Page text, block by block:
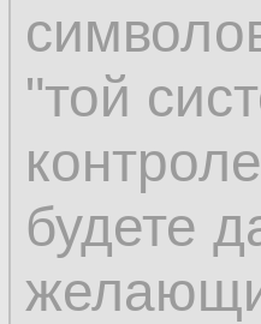
"той
будете